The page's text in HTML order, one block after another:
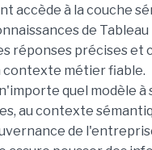
accède à la couche
de Tableau
réponses précises et
contexte métier fiable.
quel modèle à
au contexte
de